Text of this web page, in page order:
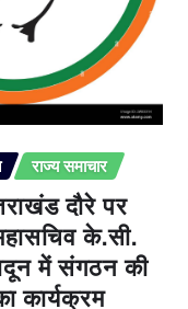
राज्य समाचार
दौरे पर
के.सी.
में संगठन की
कार्यक्रम